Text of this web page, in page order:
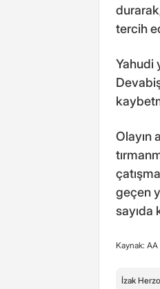
tercih
Yahudi
Olayın
geçen
sayıda
Kaynak: AA
İzak